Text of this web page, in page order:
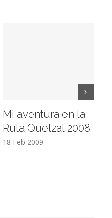
Mi aventura en la
Ruta Quetzal 2008
18 Feb 2009